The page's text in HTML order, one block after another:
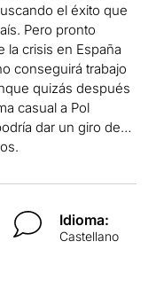
el éxito que
Pero pronto
la crisis en España
conseguirá trabajo
quizás después
casual a Pol
dar un giro de…
Idioma:
Castellano